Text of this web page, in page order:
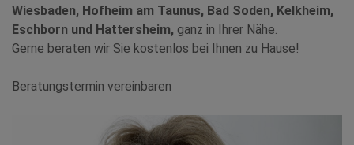
Wiesbaden, Hofheim am Taunus, Bad Soden, Kelkheim,
Eschborn und Hattersheim, ganz in Ihrer Nähe.
Gerne beraten wir Sie kostenlos bei Ihnen zu Hause!
Beratungstermin vereinbaren